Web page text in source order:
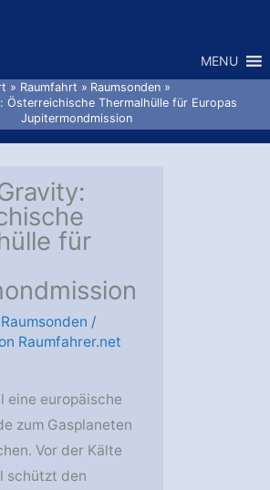
MENU
Raumfahrt
Raumsonden
Österreichische Thermalhülle für Europas
Jupitermondmission
für
Raumsonden /
Raumfahrer.net
eine europäische
zum Gasplaneten
Vor der Kälte
schützt den